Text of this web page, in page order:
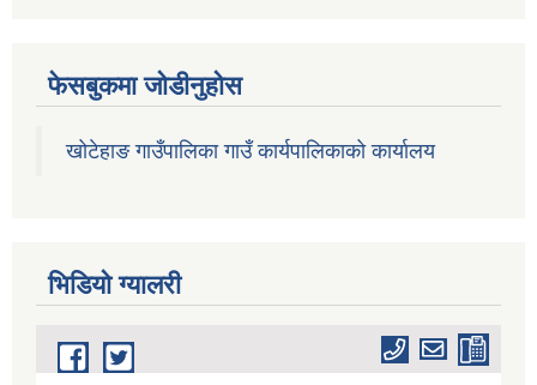
फेसबुकमा जोडीनुहोस
खोटेहाङ गाउँपालिका गाउँ कार्यपालिकाको कार्यालय
भिडियाे ग्यालरी